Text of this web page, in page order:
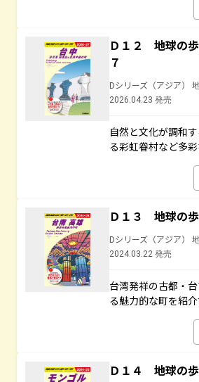
Ｄ１２ 地球の
７
Dシリーズ（アジア）
2026.04.23 発売
自然と文化が調和
る彩虹眷村など多
Ｄ１３ 地球の
Dシリーズ（アジア）
2024.03.22 発売
台湾発祥の古都・
る魅力的な町を紹介
Ｄ１４ 地球の